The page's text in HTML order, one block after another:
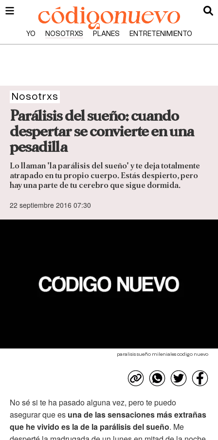
YO NOSOTRXS PLANES ENTRETENIMIENTO
Nosotrxs
Parálisis del sueño: cuando
despertar se convierte en una
pesadilla
Lo llaman 'la parálisis del sueño' y te deja totalmente
atrapado en tu propio cuerpo. Estás despierto, pero
hay una parte de tu cerebro que sigue dormida.
22 septiembre 2016 07:30
paralisis sueño mileniales codigo nuevo
No sé si te ha pasado alguna vez, pero te puedo
asegurar que es una de las sensaciones más extrañas
que he vivido es la de la parálisis del sueño. Me